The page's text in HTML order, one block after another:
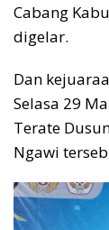
Cabang
digelar.
Dan
Selasa 29
Terate
Ngawi